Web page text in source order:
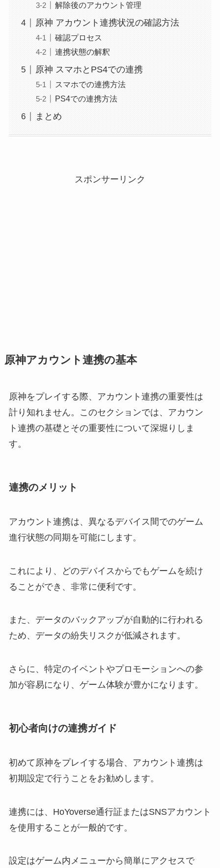
解除後のアカウント管理
原神 アカウント連携状況の確認方法
確認プロセス
連携状態の解釈
原神 スマホとPS4での連携
スマホでの連携方法
PS4での連携方法
まとめ
スポンサーリンク
原神アカウント連携の基本
原神をプレイする際、アカウント連携の重要性は
計り知れません。このセクションでは、アカウン
ト連携の基礎とその重要性について深堀りしま
す。
連携のメリット
アカウント連携は、異なるデバイス間でのゲーム
進行状態の同期を可能にします。
これにより、どのデバイスからでもゲームを続け
ることができ、非常に便利です。
また、データのバックアップが自動的に行われる
ため、データの紛失リスクが低減されます。
さらに、特定のイベントやプロモーションへの参
加が容易になり、ゲーム体験が豊かになります。
初心者向けの連携ガイド
初めて原神をプレイする場合、アカウント連携は
初期設定で行うことをお勧めします。
連携には、HoYoverse通行証またはSNSアカウント
を使用することが一般的です。
設定はゲーム内メニューから簡単にアクセスで